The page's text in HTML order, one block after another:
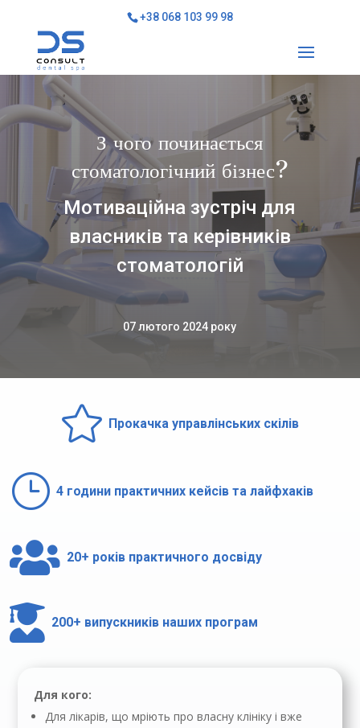
+38 068 103 99 98
З чого починається
стоматологічний бізнес?
Мотиваційна зустріч для
власників та керівників
стоматологій
07 лютого 2024 року
 Прокачка управлінських скілів
} 4 години практичних кейсів та лайфхаків
 20+ років практичного досвіду
 200+ випускників наших програм
Для кого:
Для лікарів, що мріють про власну клініку і вже